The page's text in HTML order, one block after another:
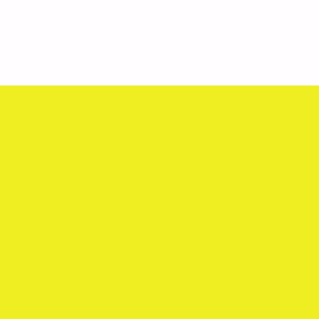
Fasnacht
erheblich ansteigen liess. Wir waren auch
wir weiter an die Dekorationseröffnung zu Ida
an.